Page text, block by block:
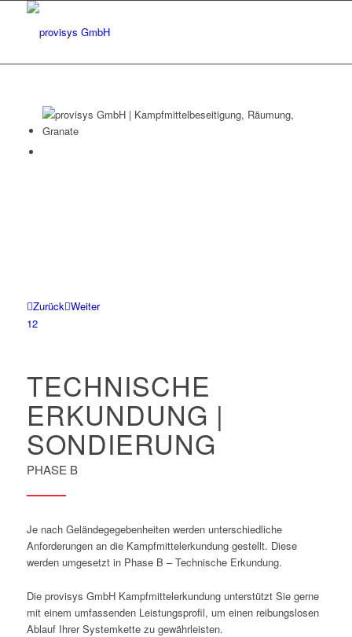
Zurück Weiter
12
TECHNISCHE
ERKUNDUNG |
SONDIERUNG
PHASE B
Je nach Geländegegebenheiten werden unterschiedliche
Anforderungen an die Kampfmittelerkundung gestellt. Diese
werden umgesetzt in Phase B – Technische Erkundung.
Die provisys GmbH Kampfmittelerkundung unterstützt Sie gerne
mit einem umfassenden Leistungsprofil, um einen reibungslosen
Ablauf Ihrer Systemkette zu gewährleisten.